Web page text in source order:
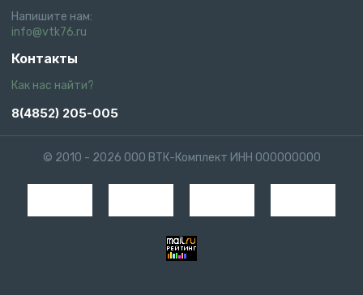
Напишите нам:
info@vtk76.ru
Контакты
Как нас найти?
8(4852) 205-005
© 2010 - 2026 ООО ВТК-Комплект ИНН 000000000